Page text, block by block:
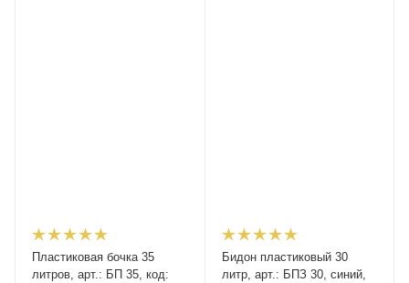
Пластиковая бочка 35
литров, арт.: БП 35, код:
Бидон пластиковый 30
литр, арт.: БПЗ 30, синий,